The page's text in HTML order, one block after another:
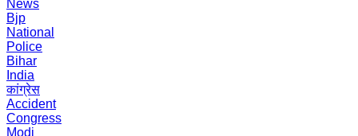
News
Bjp
National
Police
Bihar
India
कांग्रेस
Accident
Congress
Modi